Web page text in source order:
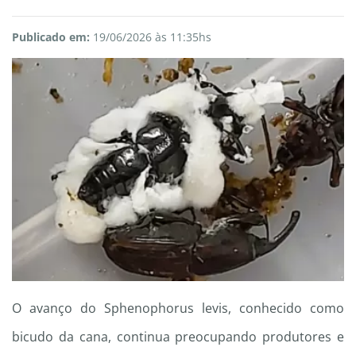
Publicado em: 19/06/2026 às 11:35hs
O avanço do Sphenophorus levis, conhecido como
bicudo da cana, continua preocupando produtores e